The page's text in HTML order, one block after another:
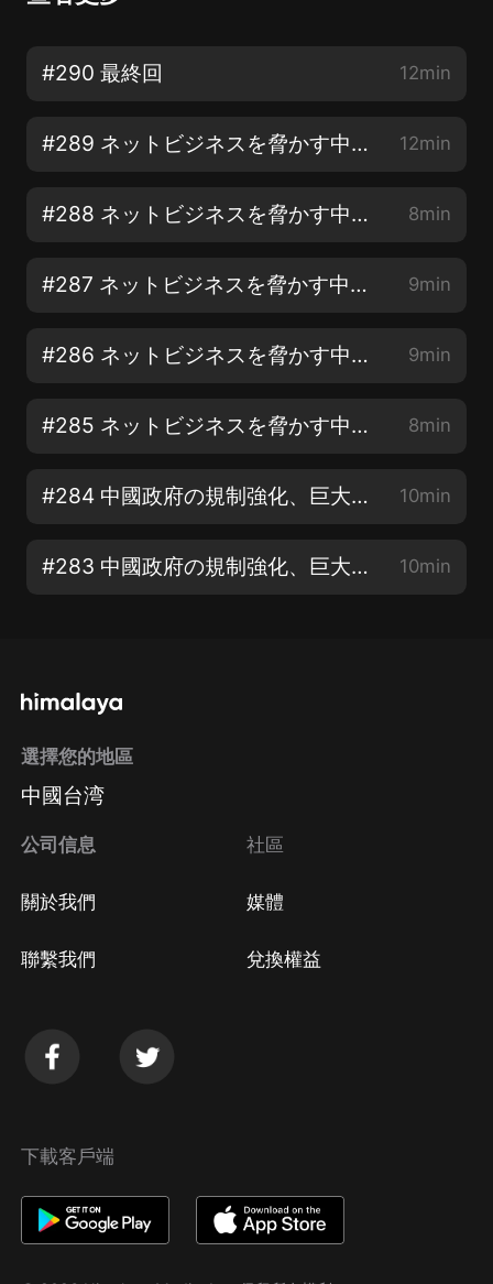
#290 最終回 12min
#289 ネットビジネスを脅かす中國の闇サイト その⑤ サイバー犯罪に巻き込まれるな 12min
#288 ネットビジネスを脅かす中國の闇サイト その④ 東京五輪にサイバー攻撃は発生したの？ 8min
#287 ネットビジネスを脅かす中國の闇サイト その③ 日本はサイバー攻撃を受けているの？ 9min
#286 ネットビジネスを脅かす中國の闇サイト その② サイバー攻撃はどうやって起きているの？ 9min
#285 ネットビジネスを脅かす中國の闇サイト その① ネットの利便性を悪用するサイバー犯罪 8min
#284 中國政府の規制強化、巨大テックにどう影響するか その⑤ 共同裕福裕とは 10min
#283 中國政府の規制強化、巨大テックにどう影響するか その④ テンセントの獨占問題 10min
選擇您的地區
中國台湾
公司信息
關於我們
聯繫我們
社區
媒體
兌換權益
下載客戶端